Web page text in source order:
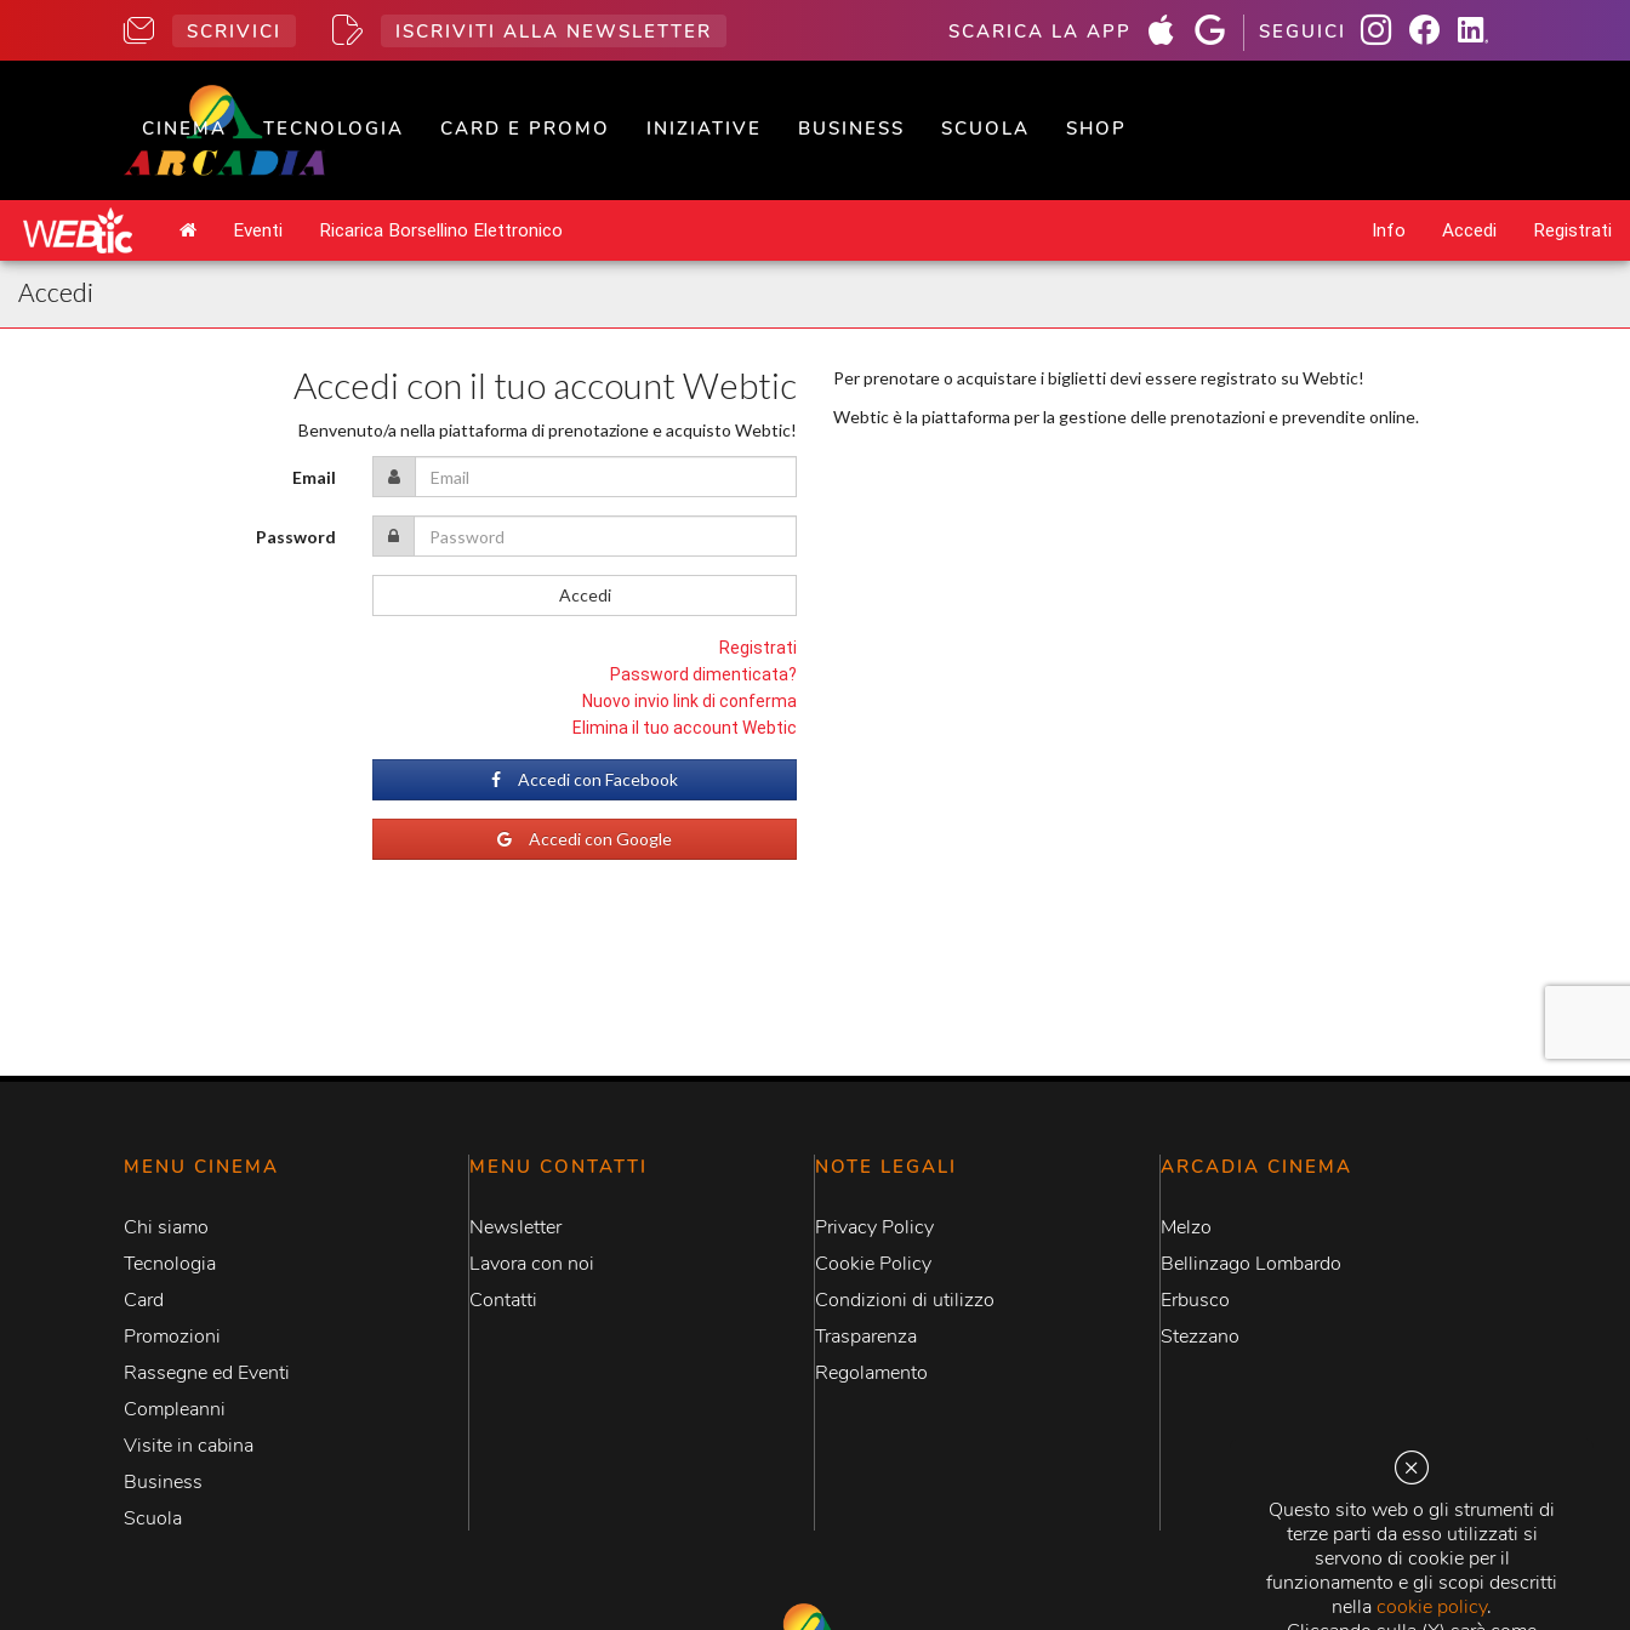
Questo sito web o gli strumenti di
terze parti da esso utilizzati si
servono di cookie per il
funzionamento e gli scopi descritti
nellacookie policy.
SCRIVICI ISCRIVITI ALLA NEWSLETTER SCARICA LA APP SEGUICI
CINEMA TECNOLOGIA CARD E PROMO INIZIATIVE BUSINESS SCUOLA SHOP
MENU CINEMA
Chi siamo
Tecnologia
Card
Promozioni
Rassegne ed Eventi
Compleanni
Visite in cabina
Business
Scuola
MENU CONTATTI
Newsletter
Lavora con noi
Contatti
NOTE LEGALI
Privacy Policy
Cookie Policy
Condizioni di utilizzo
Trasparenza
Regolamento
ARCADIA CINEMA
Melzo
Bellinzago Lombardo
Erbusco
Stezzano